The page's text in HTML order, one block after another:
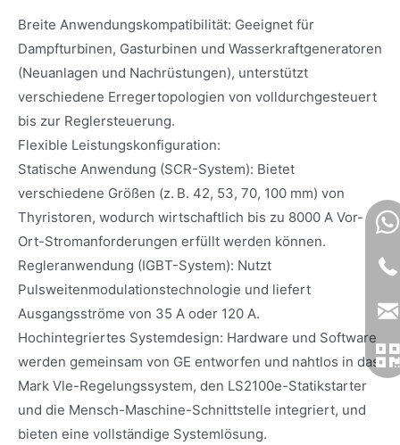
Breite Anwendungskompatibilität: Geeignet für
Dampfturbinen, Gasturbinen und Wasserkraftgeneratoren
(Neuanlagen und Nachrüstungen), unterstützt
verschiedene Erregertopologien von volldurchgesteuert
bis zur Reglersteuerung.
Flexible Leistungskonfiguration:
Statische Anwendung (SCR-System): Bietet
verschiedene Größen (z. B. 42, 53, 70, 100 mm) von
Thyristoren, wodurch wirtschaftlich bis zu 8000 A Vor-
Ort-Stromanforderungen erfüllt werden können.
Regleranwendung (IGBT-System): Nutzt
Pulsweitenmodulationstechnologie und liefert
Ausgangsströme von 35 A oder 120 A.
Hochintegriertes Systemdesign: Hardware und Software
werden gemeinsam von GE entworfen und nahtlos in das
Mark Vle-Regelungssystem, den LS2100e-Statikstarter
und die Mensch-Maschine-Schnittstelle integriert, und
bieten eine vollständige Systemlösung.